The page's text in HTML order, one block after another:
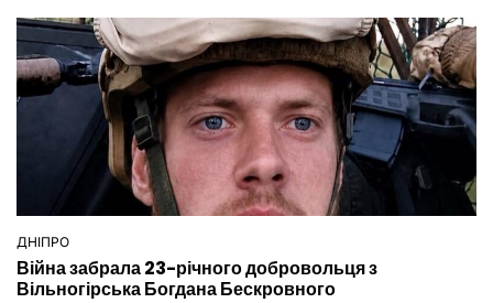
ОПУБЛІКУВАТИ
У
ДНІПРО
Війна забрала 23-річного добровольця з
Вільногірська Богдана Бескровного